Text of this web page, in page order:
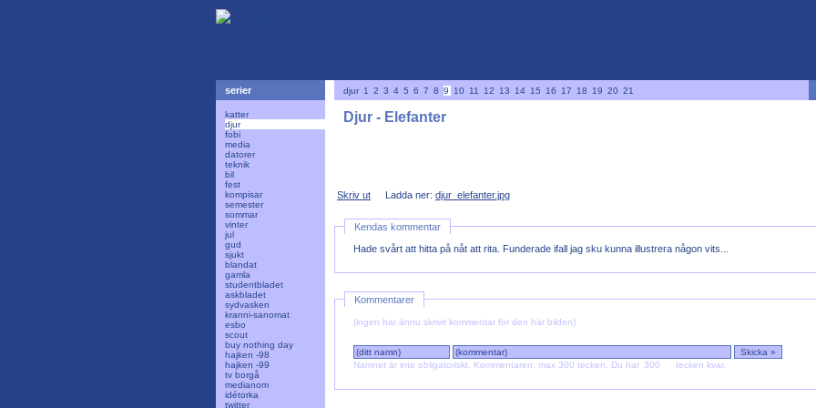
serier
katter
djur
fobi
media
datorer
teknik
bil
fest
kompisar
semester
sommar
vinter
jul
gud
sjukt
blandat
gamla
studentbladet
askbladet
sydvasken
kranni-sanomat
esbo
scout
buy nothing day
hajken -98
hajken -99
tv borgå
medianom
idétorka
twitter
djur 1 2 3 4 5 6 7 8 9 10 11 12 13 14 15 16 17 18 19 20 21
Djur - Elefanter
Skriv ut Ladda ner: djur_elefanter.jpg
Kendas kommentar
Hade svårt att hitta på nåt att rita. Funderade ifall jag sku kunna illustrera någon vits...
Kommentarer
(ingen har ännu skrivit kommentar för den här bilden)
Namnet är inte obligatoriskt. Kommentaren: max 300 tecken. Du har tecken kvar.